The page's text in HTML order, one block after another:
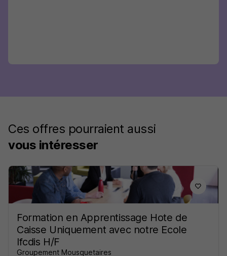
Ces offres pourraient aussi
vous intéresser
Formation en Apprentissage Hote de
Caisse Uniquement avec notre Ecole
Ifcdis H/F
Groupement Mousquetaires